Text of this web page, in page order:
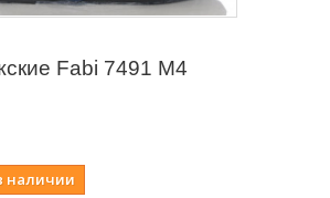
Fabi 7491 M4
наличии